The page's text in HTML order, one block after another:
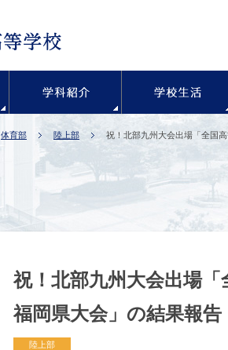
体育部 陸上部 祝！北部九州大会出場「全国
祝！北部九州大会出場
福岡県大会」の結果報告
陸上部